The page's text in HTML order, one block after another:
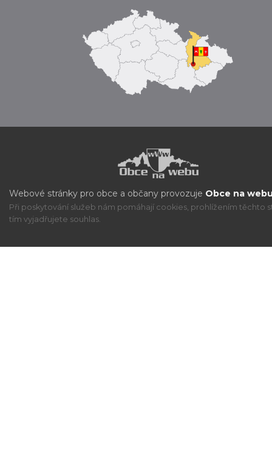
Webové stránky pro obce a občany provozuje Obce na
Při poskytování služeb nám pomáhají cookies, prohlížením těchto
tím vyjadřujete souhlas.